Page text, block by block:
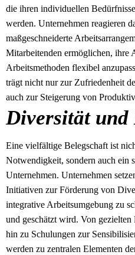
die ihren individuellen
werden. Unternehmen reagieren
maßgeschneiderte
Mitarbeitenden ermöglichen, ihre
Arbeitsmethoden flexibel
trägt nicht nur zur Zufriedenheit
auch zur Steigerung von
Diversität
Eine vielfältige Belegschaft ist
Notwendigkeit, sondern auch ein
Unternehmen. Unternehmen
Initiativen zur Förderung von
integrative Arbeitsumgebung zu
und geschätzt wird. Von
hin zu Schulungen zur
werden zu zentralen Elementen